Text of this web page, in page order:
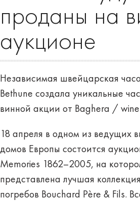
проданы на
аукционе
Независимая швейцарская
Bethune создала уникальные
винной акции от Baghera /
18 апреля в одном из ведущих
домов Европы состоится
Memories 1862–2005, на
представлена лучшая
погребов Bouchard Père & Fils.